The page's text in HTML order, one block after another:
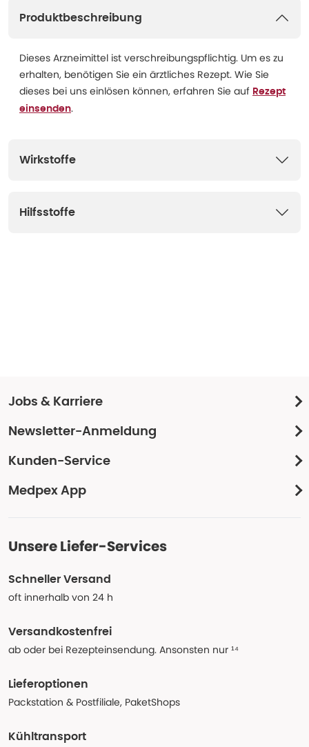
Produktbeschreibung
Dieses Arzneimittel ist verschreibungspflichtig. Um es zu
erhalten, benötigen Sie ein ärztliches Rezept. Wie Sie
dieses bei uns einlösen können, erfahren Sie auf Rezept
einsenden.
Wirkstoffe
Hilfsstoffe
Jobs & Karriere
Newsletter-Anmeldung
Kunden-Service
Medpex App
Unsere Liefer-Services
Schneller Versand
oft innerhalb von 24 h
Versandkostenfrei
ab oder bei Rezepteinsendung. Ansonsten nur ¹⁴
Lieferoptionen
Packstation & Postfiliale, PaketShops
Kühltransport